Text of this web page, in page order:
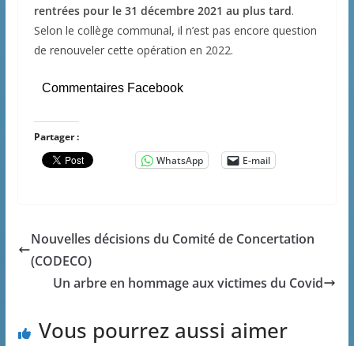
rentrées pour le 31 décembre 2021 au plus tard.
Selon le collège communal, il n’est pas encore question
de renouveler cette opération en 2022.
Commentaires Facebook
Partager :
WhatsApp
E-mail
Nouvelles décisions du Comité de Concertation
(CODECO)
Un arbre en hommage aux victimes du Covid
Vous pourrez aussi aimer